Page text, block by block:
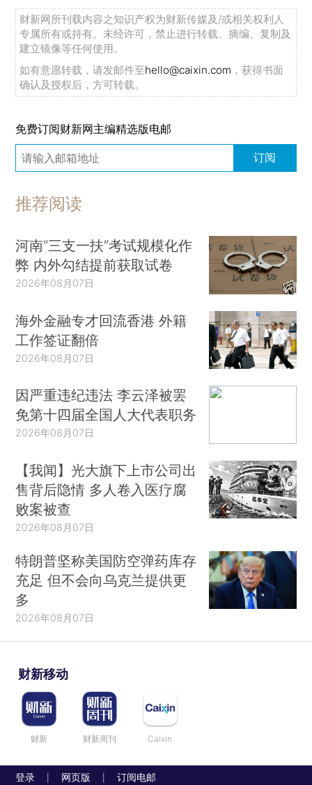
财新网所刊载内容之知识产权为财新传媒及/或相关权利人
专属所有或持有。未经许可，禁止进行转载、摘编、复制及
建立镜像等任何使用。
如有意愿转载，请发邮件至hello@caixin.com ，获得书面
确认及授权后，方可转载。
免费订阅财新网主编精选版电邮
订阅
推荐阅读
河南“三支一扶”考试规模化作
弊 内外勾结提前获取试卷
2026年08月07日
海外金融专才回流香港 外籍
工作签证翻倍
2026年08月07日
因严重违纪违法 李云泽被罢
免第十四届全国人大代表职务
2026年08月07日
【我闻】光大旗下上市公司出
售背后隐情 多人卷入医疗腐
败案被查
2026年08月07日
特朗普坚称美国防空弹药库存
充足 但不会向乌克兰提供更
多
2026年08月07日
财新移动
财新 财新周刊 Caixin
登录 网页版 订阅电邮